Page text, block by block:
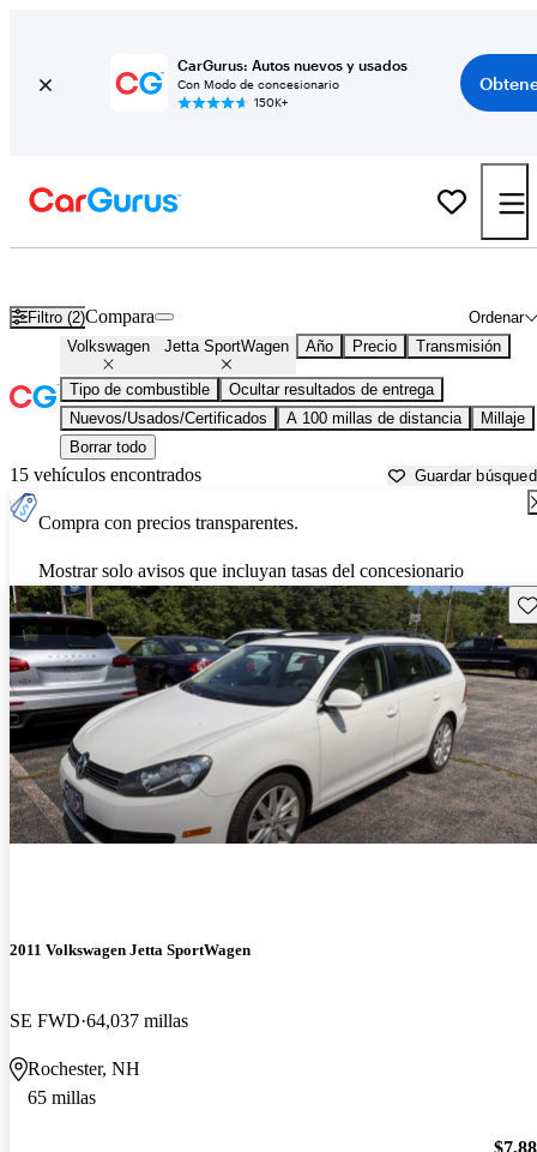
CarGurus: Autos nuevos y usados
Con Modo de concesionario
150K+
Filtro (2) Ordenar
Compara
Volkswagen Jetta SportWagen Año Precio Transmisión
Tipo de combustible
Ocultar resultados de entrega
Nuevos/Usados/Certificados
A 100 millas de distancia
Millaje
Borrar todo
15 vehículos encontrados Guardar
Compra con precios transparentes.
Mostrar solo avisos que incluyan tasas del concesionario
2011 Volkswagen Jetta SportWagen
SE FWD 64,037 millas
Rochester, NH
65 millas